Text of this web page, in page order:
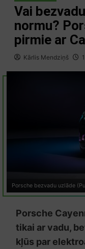
Vai
normu?
pirmie ar
Kārlis Mendziņš
Porsche bezvadu uzlāde
Porsche
tikai ar vadu,
kļūs par